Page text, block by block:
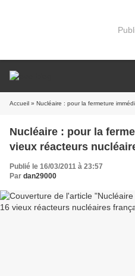
Accueil » Nucléaire : pour la fermeture
Nucléaire : pour la
vieux réacteurs
Publié le 16/03/2011 à 23:57
Par dan29000